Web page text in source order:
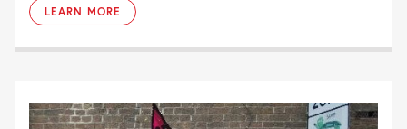
LEARN MORE